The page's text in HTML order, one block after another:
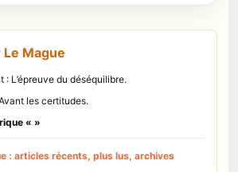
Mague
L’épreuve du déséquilibre.
les certitudes.
« »
: articles récents, plus lus, archives